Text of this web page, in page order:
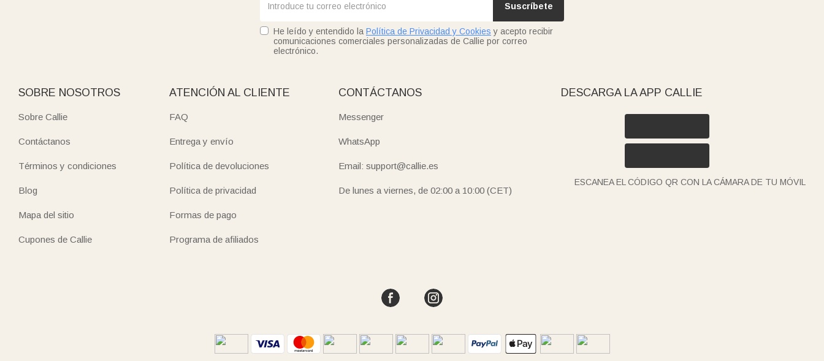
Suscríbete
He leído y entendido la Política de Privacidad y Cookies y acepto recibir
comunicaciones comerciales personalizadas de Callie por correo
electrónico.
SOBRE NOSOTROS
Sobre Callie
Contáctanos
Términos y condiciones
Blog
Mapa del sitio
Cupones de Callie
ATENCIÓN AL CLIENTE
FAQ
Entrega y envío
Política de devoluciones
Política de privacidad
Formas de pago
Programa de afiliados
CONTÁCTANOS
Messenger
WhatsApp
Email: support@callie.es
De lunes a viernes, de 02:00 a 10:00 (CET)
DESCARGA LA APP CALLIE
ESCANEA EL CÓDIGO QR CON LA CÁMARA DE TU MÓVIL